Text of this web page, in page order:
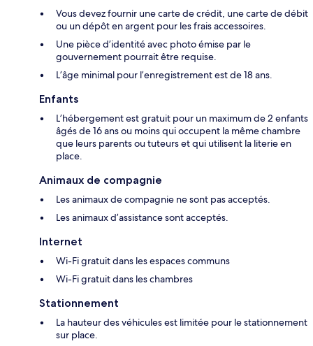
Vous devez fournir une carte de crédit, une carte de débit
ou un dépôt en argent pour les frais accessoires.
Une pièce d’identité avec photo émise par le
gouvernement pourrait être requise.
L’âge minimal pour l’enregistrement est de 18 ans.
Enfants
L’hébergement est gratuit pour un maximum de 2 enfants
âgés de 16 ans ou moins qui occupent la même chambre
que leurs parents ou tuteurs et qui utilisent la literie en
place.
Animaux de compagnie
Les animaux de compagnie ne sont pas acceptés.
Les animaux d’assistance sont acceptés.
Internet
Wi-Fi gratuit dans les espaces communs
Wi-Fi gratuit dans les chambres
Stationnement
La hauteur des véhicules est limitée pour le stationnement
sur place.